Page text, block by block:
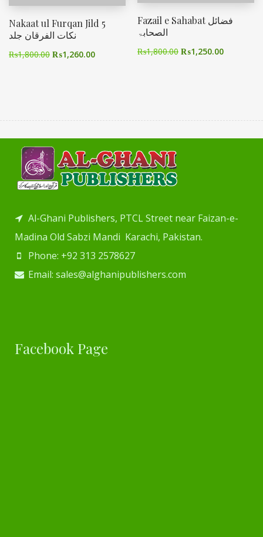
Nakaat ul Furqan Jild 5
نکات الفرقان جلد
₨1,800.00 ₨1,260.00
Fazail e Sahabat فضائل
الصحابۃ
₨1,800.00 ₨1,250.00
Al-Ghani Publishers, PTCL Street near Faizan-e-
Madina Old Sabzi Mandi Karachi, Pakistan.
Phone: +92 313 2578627
Email: sales@alghanipublishers.com
Facebook Page